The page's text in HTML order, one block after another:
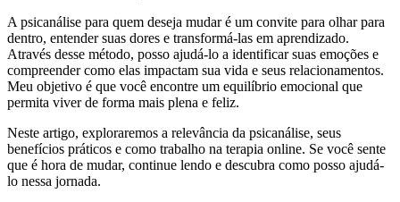
A psicanálise para quem deseja mudar é um convite para olhar para
dentro, entender suas dores e transformá-las em aprendizado.
Através desse método, posso ajudá-lo a identificar suas emoções e
compreender como elas impactam sua vida e seus relacionamentos.
Meu objetivo é que você encontre um equilíbrio emocional que
permita viver de forma mais plena e feliz.
Neste artigo, exploraremos a relevância da psicanálise, seus
benefícios práticos e como trabalho na terapia online. Se você sente
que é hora de mudar, continue lendo e descubra como posso ajudá-
lo nessa jornada.